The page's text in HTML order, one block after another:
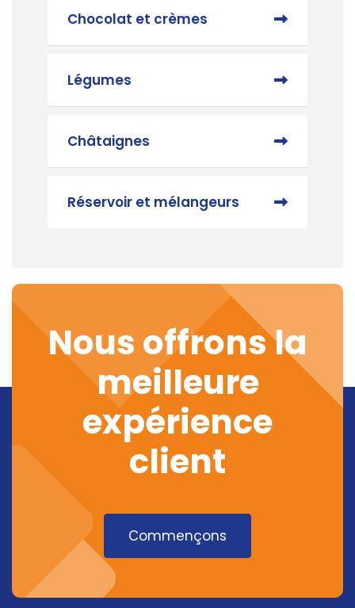
Chocolat et crèmes
Légumes
Châtaignes
Réservoir et mélangeurs
Nous offrons la
meilleure
expérience
client
Commençons